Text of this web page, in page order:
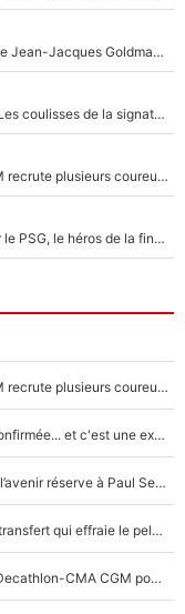
Un documentaire avec Zinedine Zidane : Comme Jean-Jacques Goldman et Mylène Farmer, le nouveau sélectionneur de l'équipe de France a recalé une journaliste très connue
Le PSG comme seule option après Barcelone ? Les coulisses de la signature historique de Lionel Messi sont révélées au grand jour !
«Le budget a augmenté» : Decathlon-CMA CGM recrute plusieurs coureurs pour offrir à Paul Seixas une équipe pour gagner le Tour de France 2027
«Le suicide de Ferran Torres» : En partance pour le PSG, le héros de la finale de la Coupe du monde s'attire les foudres de la presse espagnole !
«Le budget a augmenté» : Decathlon-CMA CGM recrute plusieurs coureurs pour offrir à Paul Seixas une équipe pour gagner le Tour de France 2027
La signature du grand rival de Paul Seixas est confirmée... et c'est une excellente nouvelle pour l'équipe Decathlon-CMA CGM !
Tour de France - Échec sur échec, voilà ce que l’avenir réserve à Paul Seixas : «Tant qu’il y aura un Pogacar comme celui-là...»
Paul Seixas chez UAE avec Tadej Pogacar : Le transfert qui effraie le peloton, «c’est la pire des choses qui puisse arriver»
Une signature très importante se prépare chez Decathlon-CMA CGM pour aider Paul Seixas à gagner le Tour de France 2027